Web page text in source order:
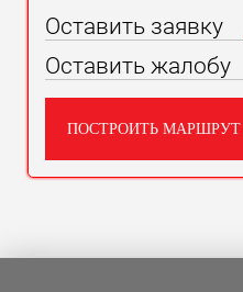
Оставить заявку
Оставить жалобу
ПОСТРОИТЬ МАРШРУТ